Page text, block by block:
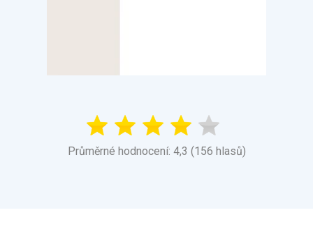
Průměrné hodnocení: 4,3 (156 hlasů)